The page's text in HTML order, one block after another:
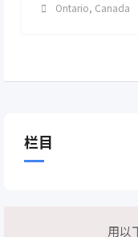
Ontario, Canada
栏目
用以